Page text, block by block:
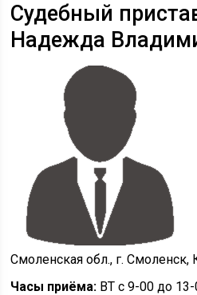
Судебный
Надежда
Смоленская обл., г. Смоленск,
Часы приёма: ВТ с 9-00 до